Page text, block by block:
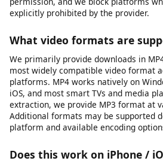
This tool is intended for downloading
explicit permission to download, or
own social media posts, videos
creators for public reuse, public
material where the publisher has
Always verify you have the
downloading any content. We do not
downloading copyrighted material
permission, and we block platforms
explicitly prohibited by the provider.
What video formats are